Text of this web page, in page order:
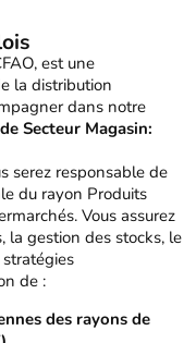
est une
la distribution
dans notre
Secteur Magasin:
serez responsable de
du rayon Produits
Vous assurez
la gestion des stocks, le
de :
des rayons de